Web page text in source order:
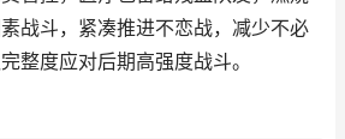
战斗，紧凑推进不恋战，减少不必
整度应对后期高强度战斗。